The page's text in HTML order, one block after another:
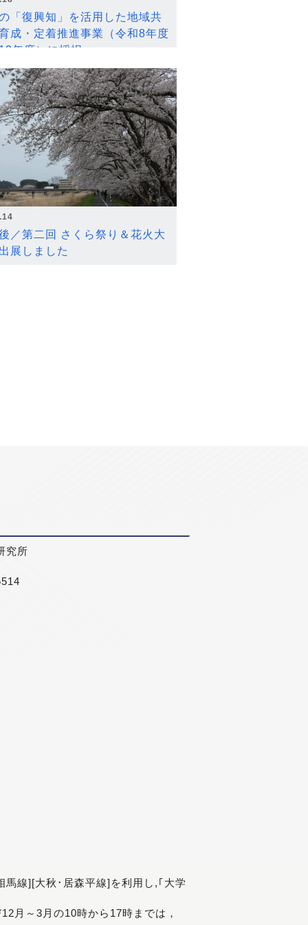
「復興知」を活用した地域共
成・定着推進事業（令和8年度
年度）に採択
／第二回 さくら祭り＆花火大
展しました
究所
線][大秋･居森平線]を利用し,｢大学
月～3月の10時から17時までは，